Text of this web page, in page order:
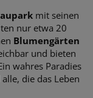
mit seinen
nur etwa 20
Blumengärten
und bieten
wahres Paradies
die das Leben